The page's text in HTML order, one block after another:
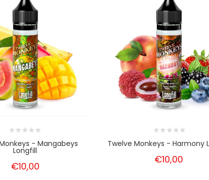
- Mangabeys
Longfill
€10,00
Twelve Monkeys - Harmony
€10,00